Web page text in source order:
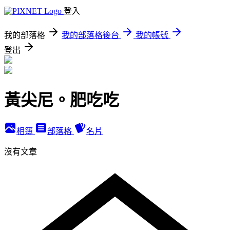
登入
我的部落格 我的部落格後台
我的帳號
登出
黃尖尼。肥吃吃
相簿 部落格 名片
沒有文章